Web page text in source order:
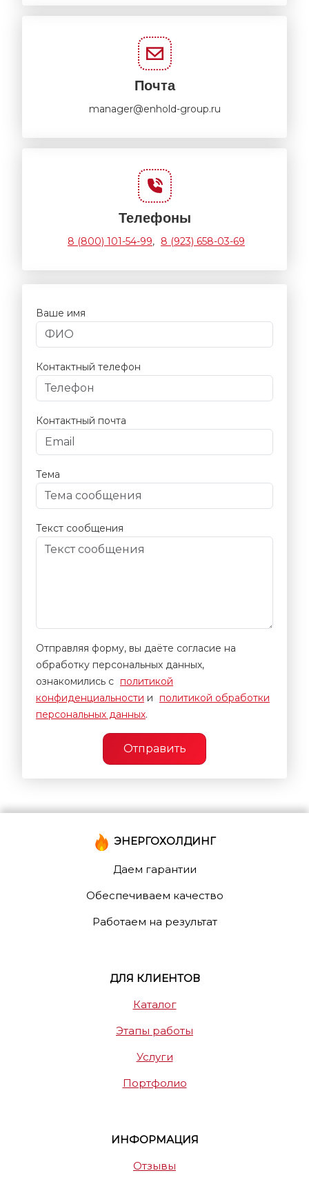
Почта
manager@enhold-group.ru
Телефоны
8 (800) 101-54-99, 8 (923) 658-03-69
Ваше имя
Контактный телефон
Контактный почта
Тема
Текст сообщения
Отправляя форму, вы даёте согласие на
обработку персональных данных,
ознакомились с политикой
конфиденциальности и
политикой обработки
персональных данных.
Отправить
ЭНЕРГОХОЛДИНГ
Даем гарантии
Обеспечиваем качество
Работаем на результат
ДЛЯ КЛИЕНТОВ
Каталог
Этапы работы
Услуги
Портфолио
ИНФОРМАЦИЯ
Отзывы